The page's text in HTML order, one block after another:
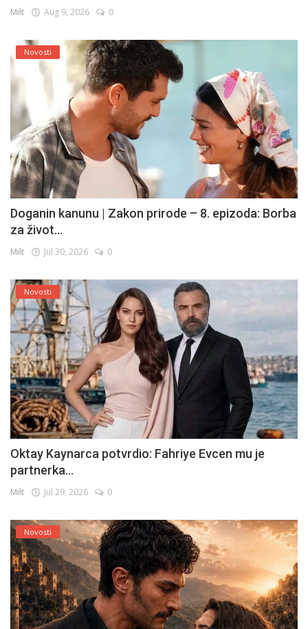
Milt Aug 9, 2026 0
Novosti
Doganin kanunu | Zakon prirode – 8. epizoda: Borba
za život...
Milt Jul 30, 2026 0
Novosti
Oktay Kaynarca potvrdio: Fahriye Evcen mu je
partnerka...
Milt Jul 29, 2026 0
Novosti